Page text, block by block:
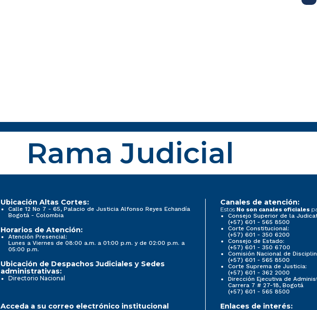
Rama Judicial
Ubicación Altas Cortes:
Calle 12 No 7 - 65, Palacio de Justicia Alfonso Reyes Echandía
Bogotá - Colombia
Horarios de Atención:
Atención Presencial:
Lunes a Viernes de 08:00 a.m. a 01:00 p.m. y de 02:00 p.m. a
05:00 p.m.
Ubicación de Despachos Judiciales y Sedes
administrativas:
Directorio Nacional
Canales de atención:
Estos No son canales oficiales
Consejo Superior de la
(+57) 601 - 565 8500
Corte Constitucional:
(+57) 601 - 350 6200
Consejo de Estado:
(+57) 601 - 350 6700
Comisión Nacional de
(+57) 601 - 565 8500
Corte Suprema de Justicia:
(+57) 601 - 362 2000
Dirección Ejecutiva de
Carrera 7 # 27-18, Bogotá
(+57) 601 - 565 8500
Acceda a su correo electrónico institucional Enlaces de interés: